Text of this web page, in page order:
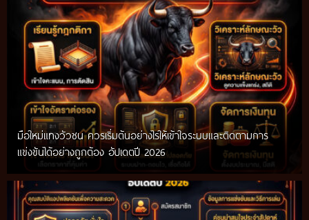
มือใหม่แทงวัวชน ควรเริ่มต้นอย่างไรให้เข้าใจระบบและติดตามการ
แข่งขันได้อย่างถูกต้อง อัปเดตปี 2026